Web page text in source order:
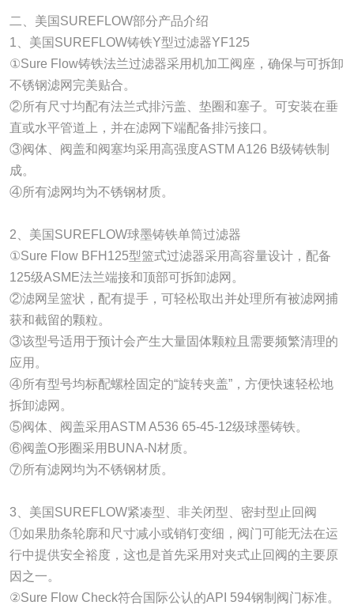
二、美国SUREFLOW部分产品介绍
1、美国SUREFLOW铸铁Y型过滤器YF125
①Sure Flow铸铁法兰过滤器采用机加工阀座，确保与可拆卸
不锈钢滤网完美贴合。
②所有尺寸均配有法兰式排污盖、垫圈和塞子。可安装在垂
直或水平管道上，并在滤网下端配备排污接口。
③阀体、阀盖和阀塞均采用高强度ASTM A126 B级铸铁制
成。
④所有滤网均为不锈钢材质。
2、美国SUREFLOW球墨铸铁单筒过滤器
①Sure Flow BFH125型篮式过滤器采用高容量设计，配备
125级ASME法兰端接和顶部可拆卸滤网。
②滤网呈篮状，配有提手，可轻松取出并处理所有被滤网捕
获和截留的颗粒。
③该型号适用于预计会产生大量固体颗粒且需要频繁清理的
应用。
④所有型号均标配螺栓固定的“旋转夹盖”，方便快速轻松地
拆卸滤网。
⑤阀体、阀盖采用ASTM A536 65-45-12级球墨铸铁。
⑥阀盖O形圈采用BUNA-N材质。
⑦所有滤网均为不锈钢材质。
3、美国SUREFLOW紧凑型、非关闭型、密封型止回阀
①如果肋条轮廓和尺寸减小或销钉变细，阀门可能无法在运
行中提供安全裕度，这也是首先采用对夹式止回阀的主要原
因之一。
②Sure Flow Check符合国际公认的API 594钢制阀门标准。